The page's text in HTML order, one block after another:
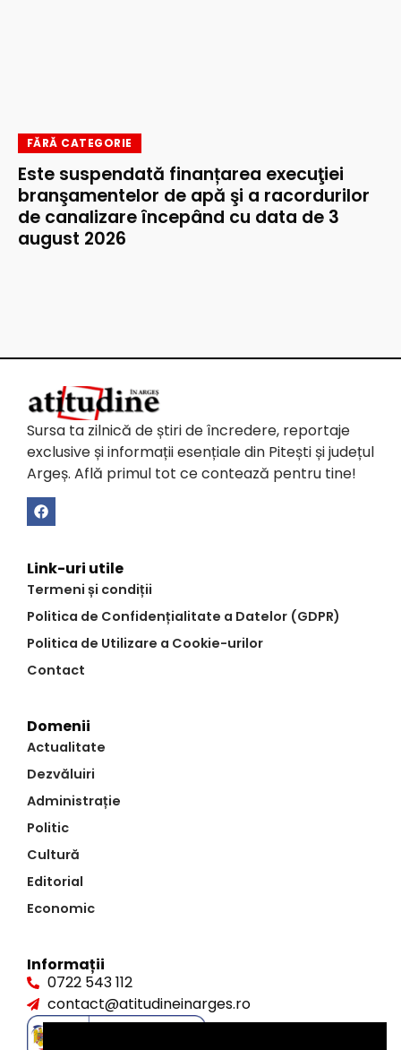
FĂRĂ CATEGORIE
Este suspendată finanțarea execuţiei
branşamentelor de apă şi a racordurilor
de canalizare începând cu data de 3
august 2026
Sursa ta zilnică de știri de încredere, reportaje
exclusive și informații esențiale din Pitești și județul
Argeș. Află primul tot ce contează pentru tine!
Link-uri utile
Termeni și condiții
Politica de Confidențialitate a Datelor (GDPR)
Politica de Utilizare a Cookie-urilor
Contact
Domenii
Actualitate
Dezvăluiri
Administrație
Politic
Cultură
Editorial
Economic
Informații
0722 543 112
contact@atitudineinarges.ro